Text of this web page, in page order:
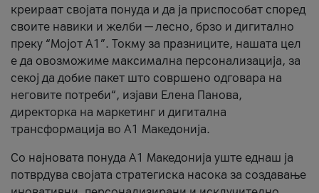
креираат својата понуда и да ја приспособат според
своите навики и желби — лесно, брзо и дигитално
преку “Мојот А1”. Токму за празниците, нашата цел
е да овозможиме максимална персонализација, за
секој да добие пакет што совршено одговара на
неговите потреби“, изјави Елена Панова,
директорка на маркетинг и дигитална
трансформација во А1 Македонија.
Со најновата понуда А1 Македонија уште еднаш ја
потврдува својата стратегиска насока за создавање